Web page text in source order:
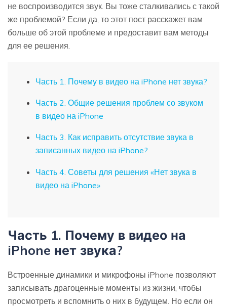
не воспроизводится звук. Вы тоже сталкивались с такой
же проблемой? Если да, то этот пост расскажет вам
больше об этой проблеме и предоставит вам методы
для ее решения.
Часть 1. Почему в видео на iPhone нет звука?
Часть 2. Общие решения проблем со звуком
в видео на iPhone
Часть 3. Как исправить отсутствие звука в
записанных видео на iPhone?
Часть 4. Советы для решения «Нет звука в
видео на iPhone»
Часть 1. Почему в видео на
iPhone нет звука?
Встроенные динамики и микрофоны iPhone позволяют
записывать драгоценные моменты из жизни, чтобы
просмотреть и вспомнить о них в будущем. Но если он